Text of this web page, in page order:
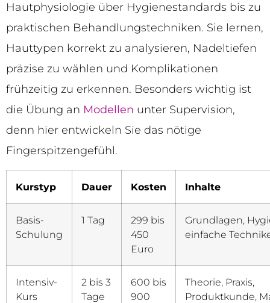
Hautphysiologie über Hygienestandards bis zu
praktischen Behandlungstechniken. Sie lernen,
Hauttypen korrekt zu analysieren, Nadeltiefen
präzise zu wählen und Komplikationen
frühzeitig zu erkennen. Besonders wichtig ist
die Übung an Modellen unter Supervision,
denn hier entwickeln Sie das nötige
Fingerspitzengefühl.
Kurstyp Dauer Kosten Inhalte
Basis-
Schulung
1 Tag
299 bis
450
Euro
Grundlagen,
einfache
Intensiv-
Kurs
2 bis 3
Tage
600 bis
900
Theorie, Praxis,
Produktkunde,